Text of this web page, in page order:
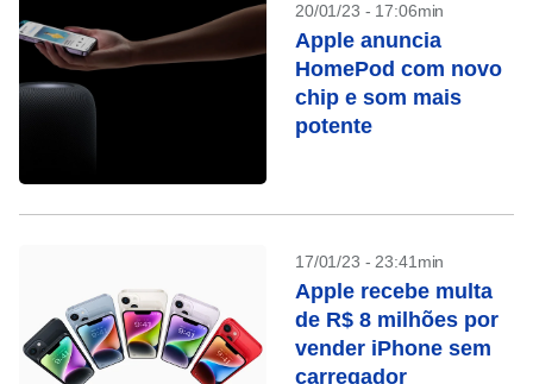
20/01/23 - 17:06min
Apple anuncia
HomePod com novo
chip e som mais
potente
17/01/23 - 23:41min
Apple recebe multa
de R$ 8 milhões por
vender iPhone sem
carregador